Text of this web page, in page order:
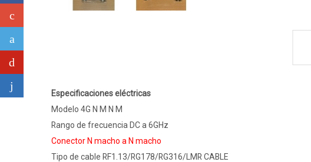
Especificaciones eléctricas
Modelo 4G N M N M
Rango de frecuencia DC a 6GHz
Conector N macho a N macho
Tipo de cable RF1.13/RG178/RG316/LMR CABLE